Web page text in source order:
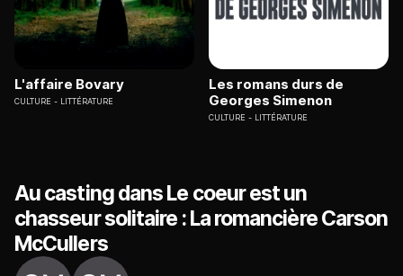
L'affaire Bovary
CULTURE LITTÉRATURE
Les romans durs de
Georges Simenon
CULTURE LITTÉRATURE
Au casting dans Le coeur est un
chasseur solitaire : La romancière Carson
McCullers